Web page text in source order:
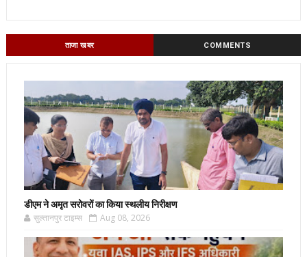
ताजा खबर COMMENTS
डीएम ने अमृत सरोवरों का किया स्थलीय निरीक्षण
सुल्तानपुर टाइम्स Aug 08, 2026